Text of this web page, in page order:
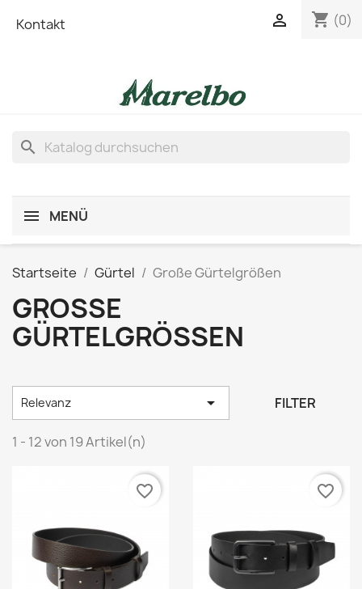
Kontakt shopping_cart (0)

search
MENÜ
Startseite Gürtel Große Gürtelgrößen
GROSSE G
ÜRTELGRÖSSEN
Relevanz  FILTER
1 - 12 von 19 Artikel(n)
favorite_border favorite_border